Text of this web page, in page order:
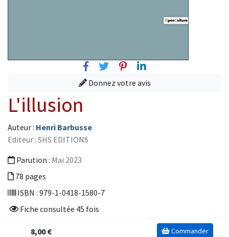
FacebookTwitterPinterest
Linkedin
Donnez votre avis
L'illusion
Auteur : Henri Barbusse
Editeur : SHS EDITIONS
Parution : Mai 2023
78 pages
ISBN : 979-1-0418-1580-7
Fiche consultée 45 fois
8,00 € Commander